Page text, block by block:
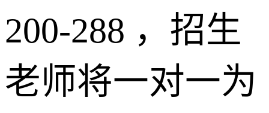
200-288 ，招生
老师将一对一为